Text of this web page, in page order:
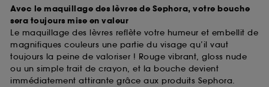
Avec le maquillage des lèvres de Sephora, votre bouche
sera toujours mise en valeur
Le maquillage des lèvres reflète votre humeur et embellit de
magnifiques couleurs une partie du visage qu’il vaut
toujours la peine de valoriser ! Rouge vibrant, gloss nude
ou un simple trait de crayon, et la bouche devient
immédiatement attirante grâce aux produits Sephora.